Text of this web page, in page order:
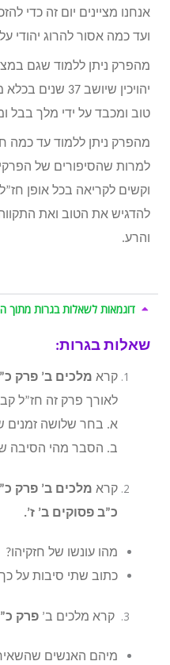
אנחנו מציינים יום זה כדי
ועד כמה אסור להרוג יהודי
מהפרק ניתן ללמוד שגם
יהויכין שיושב
טוב ומכבד על ידי מלך בבל
מהפרק ניתן ללמוד עד כמה
למרות שהסיפורים של
וקשים לקריאה בכל אופן
להדגיש את הטוב ואת
והרע.
דוגמאות לשאלות בגרות מתוך
שאלות בגרות:
קרא מלכים ב’ פרק
לאורך פרק זה חז”ל
א. בחר שלושה זמנים
ב. הסבר מהי הסיבה
קרא מלכים ב’ פרק
כ”ב פסוקים ב’ ז’.
מהו עונשו של חזקיהו?
כתוב שתי סיבות על
קרא מלכים ב’פרק
מיהם האנשים